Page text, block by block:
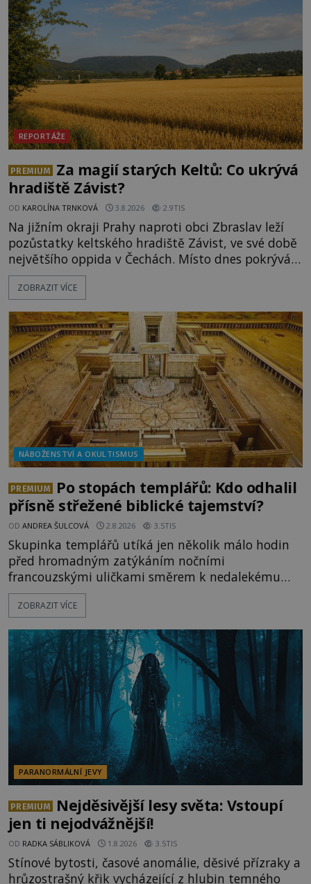
nadpřirozeného? Histori
REPORTÁŽE
PREMIUM
Za magií starých Keltů: Co ukrývá
hradiště Závist?
OD KAROLÍNA TRNKOVÁ 3.8.2026 2.9TIS
Na jižním okraji Prahy naproti obci Zbraslav leží
pozůstatky keltského hradiště Závist, ve své době
největšího oppida v Čechách. Místo dnes pokrývá
les, zbytky po kdysi monumentálním hradišti jsou
ale v terénu patrné stále. Co dalšího tu po Keltech
vrch Hr
ZOBRAZIT VÍCE
NÁBOŽENSTVÍ A OKULTISMUS
PREMIUM
Po stopách templářů: Kdo odhalil
přísně střežené biblické tajemství?
OD ANDREA ŠULCOVÁ 2.8.2026 3.5TIS
Skupinka templářů utíká jen několik málo hodin
před hromadným zatýkáním nočními
francouzskými uličkami směrem k nedalekému
přístavu. Jeden z nich má přes ramena ranec s
tajemným obsahem. Kapitán lodi už na ně čeká.
vyplouváme,“ sdělí jim. „Kam máme namířeno,
kapitáne?“ zeptá se ho jeden z templářů. „Do Sk
ZOBRAZIT VÍCE
PARANORMÁLNÍ JEVY
PREMIUM
Nejděsivější lesy světa: Vstoupí
jen ti nejodvážnější!
OD RADKA SÁBLIKOVÁ 1.8.2026 3.5TIS
Stínové bytosti, časové anomálie, děsivé přízraky a
hrůzostrašný křik vycházející z hlubin temného